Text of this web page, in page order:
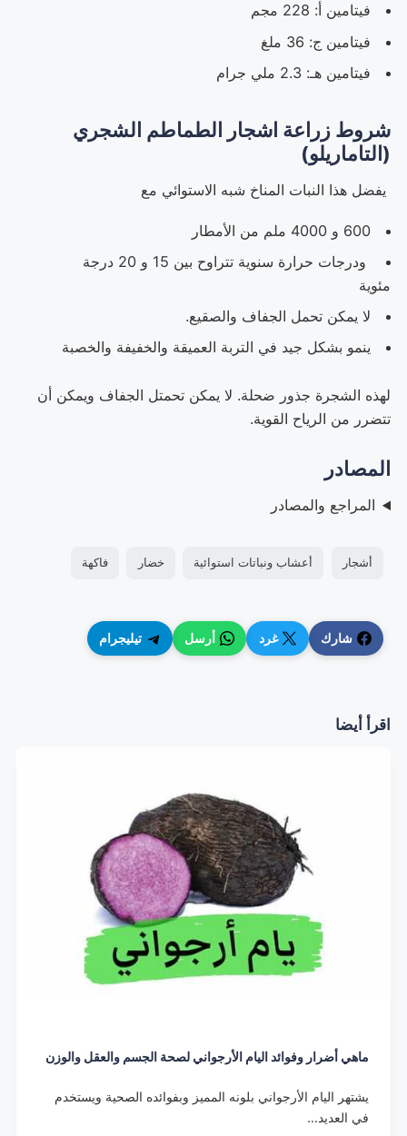
فيتامين أ: 228 مجم
فيتامين ج: 36 ملغ
فيتامين هـ:2.3 ملي جرام
شروط زراعة اشجار الطماطم الشجري
(التاماريلو)
يفضل هذا النبات المناخ شبه الاستوائي مع
600 و 4000 ملم من الأمطار
ودرجات حرارة سنوية تتراوح بين 15 و 20 درجة
مئوية
لا يمكن تحمل الجفاف والصقيع.
ينمو بشكل جيد في التربة العميقة والخفيفة والخصبة
لهذه الشجرة جذور ضحلة. لا يمكن تحمتل الجفاف ويمكن أن
تتضرر من الرياح القوية.
المصادر
المراجع والمصادر
أشجار أعشاب ونباتات استوائية خضار فاكهة
شارك غرد أرسل تيليجرام
اقرأ أيضا
ماهي أضرار وفوائد اليام الأرجواني لصحة الجسم والعقل والوزن
يشتهر اليام الأرجواني بلونه المميز وبفوائده الصحية ويستخدم
في العديد…